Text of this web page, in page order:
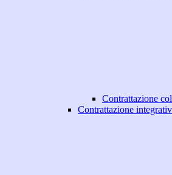
Contrattazione
Contrattazione